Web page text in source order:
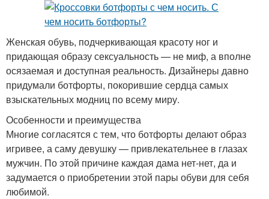
Женская обувь, подчеркивающая красоту ног и
придающая образу сексуальность — не миф, а вполне
осязаемая и доступная реальность. Дизайнеры давно
придумали ботфорты, покорившие сердца самых
взыскательных модниц по всему миру.
Особенности и преимущества
Многие согласятся с тем, что ботфорты делают образ
игривее, а саму девушку — привлекательнее в глазах
мужчин. По этой причине каждая дама нет-нет, да и
задумается о приобретении этой пары обуви для себя
любимой.